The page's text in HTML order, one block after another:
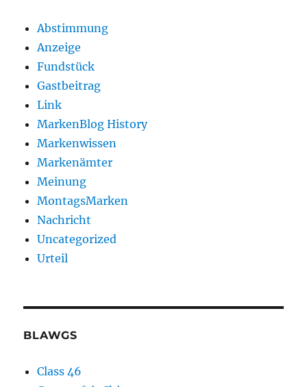
Abstimmung
Anzeige
Fundstück
Gastbeitrag
Link
MarkenBlog History
Markenwissen
Markenämter
Meinung
MontagsMarken
Nachricht
Uncategorized
Urteil
BLAWGS
Class 46